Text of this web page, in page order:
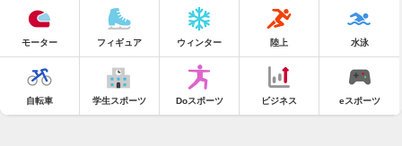
モーター フィギュア ウィンター 陸上 水泳
自転車 学生スポーツ Doスポーツ ビジネス eスポーツ